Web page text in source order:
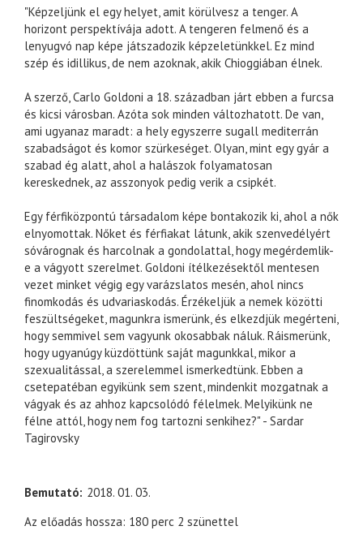
"Képzeljünk el egy helyet, amit körülvesz a tenger. A
horizont perspektívája adott. A tengeren felmenő és a
lenyugvó nap képe játszadozik képzeletünkkel. Ez mind
szép és idillikus, de nem azoknak, akik Chioggiában élnek.
A szerző, Carlo Goldoni a 18. században járt ebben a furcsa
és kicsi városban. Azóta sok minden változhatott. De van,
ami ugyanaz maradt: a hely egyszerre sugall mediterrán
szabadságot és komor szürkeséget. Olyan, mint egy gyár a
szabad ég alatt, ahol a halászok folyamatosan
kereskednek, az asszonyok pedig verik a csipkét.
Egy férfiközpontú társadalom képe bontakozik ki, ahol a nők
elnyomottak. Nőket és férfiakat látunk, akik szenvedélyért
sóvárognak és harcolnak a gondolattal, hogy megérdemlik-
e a vágyott szerelmet. Goldoni ítélkezésektől mentesen
vezet minket végig egy varázslatos mesén, ahol nincs
finomkodás és udvariaskodás. Érzékeljük a nemek közötti
feszültségeket, magunkra ismerünk, és elkezdjük megérteni,
hogy semmivel sem vagyunk okosabbak náluk. Ráismerünk,
hogy ugyanúgy küzdöttünk saját magunkkal, mikor a
szexualitással, a szerelemmel ismerkedtünk. Ebben a
csetepatéban egyikünk sem szent, mindenkit mozgatnak a
vágyak és az ahhoz kapcsolódó félelmek. Melyikünk ne
félne attól, hogy nem fog tartozni senkihez?" - Sardar
Tagirovsky
Bemutató 2018. 01. 03.
Az előadás hossza: 180 perc 2 szünettel